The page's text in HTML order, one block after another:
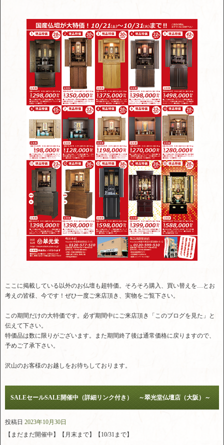
ここに掲載している以外のお仏壇も超特価。そろそろ購入、買い替えを…とお
考えの皆様、今です！ぜひ一度ご来店頂き、実物をご覧下さい。
この期間だけの大特価です。必ず期間中にご来店頂き「このブログを見た」と
伝えて下さい。
特価品は数に限りがございます。また期間終了後は通常価格に戻りますので、
予めご了承下さい。
沢山のお客様のお越しをお待ちしております。
SALEセールSALE開催中（詳細リンク付き） ～翠光堂仏壇店（大阪）～
投稿日 2023年10月30日
【まだまだ開催中】【月末まで】【10/31まで】